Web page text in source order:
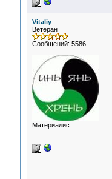
Vitaliy
Ветеран
Сообщений: 5586
Материалист